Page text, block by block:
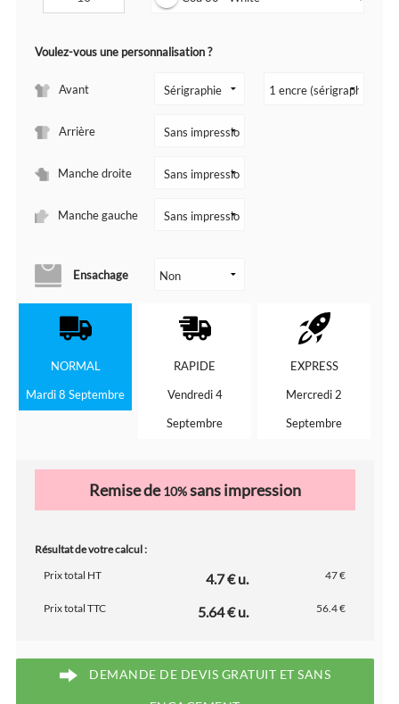
Voulez-vous une personnalisation ?
Avant
Arrière
Manche droite
Manche gauche
Ensachage
NORMAL
Mardi 8 Septembre
RAPIDE
Vendredi 4
Septembre
EXPRESS
Mercredi 2
Septembre
Remise de10%sans impression
Résultat de votre calcul :
Prix total HT
4.7 € u. 47 €
Prix total TTC 5.64 € u. 56.4 €
DEMANDE DE DEVIS GRATUIT ET SANS